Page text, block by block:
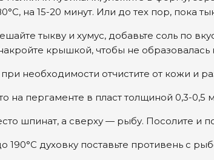
на 15-20 минут. Или до тех пор, пока
тыкву и хумус, добавьте соль по
крышкой, чтобы не образовалась
необходимости отчистите от кожи и
на пергаменте в пласт толщиной 0,3-
шпинат, а сверху — рыбу. Посолите и
190°С духовку поставьте противень с